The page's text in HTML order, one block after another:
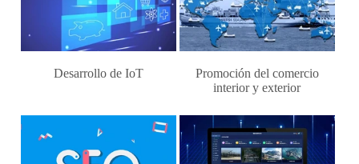
Desarrollo de IoT
Promoción del comercio
interior y exterior